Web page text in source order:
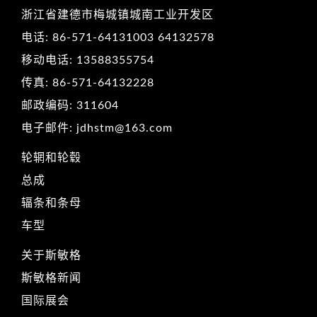
浙江省建德市梅城镇城南工业开发区
电话: 86-571-64131003 64132578
移动电话: 13588355754
传真: 86-571-64132228
邮政编码: 311604
电子邮件: jdhstm@163.com
轮辋和轮毂
总成
辐条和条母
车型
关于斯敏格
斯敏格新闻
国际展会